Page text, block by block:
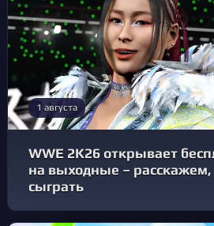
1 августа
WWE 2K26 открывает
на выходные – расскажем,
сыграть